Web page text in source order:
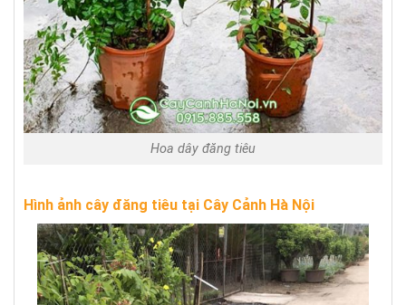
Hoa dây đăng tiêu
Hình ảnh cây đăng tiêu tại Cây Cảnh Hà Nội